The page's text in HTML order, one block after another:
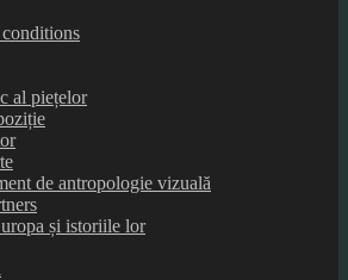
al piețelor
de antropologie vizuală
și istoriile lor